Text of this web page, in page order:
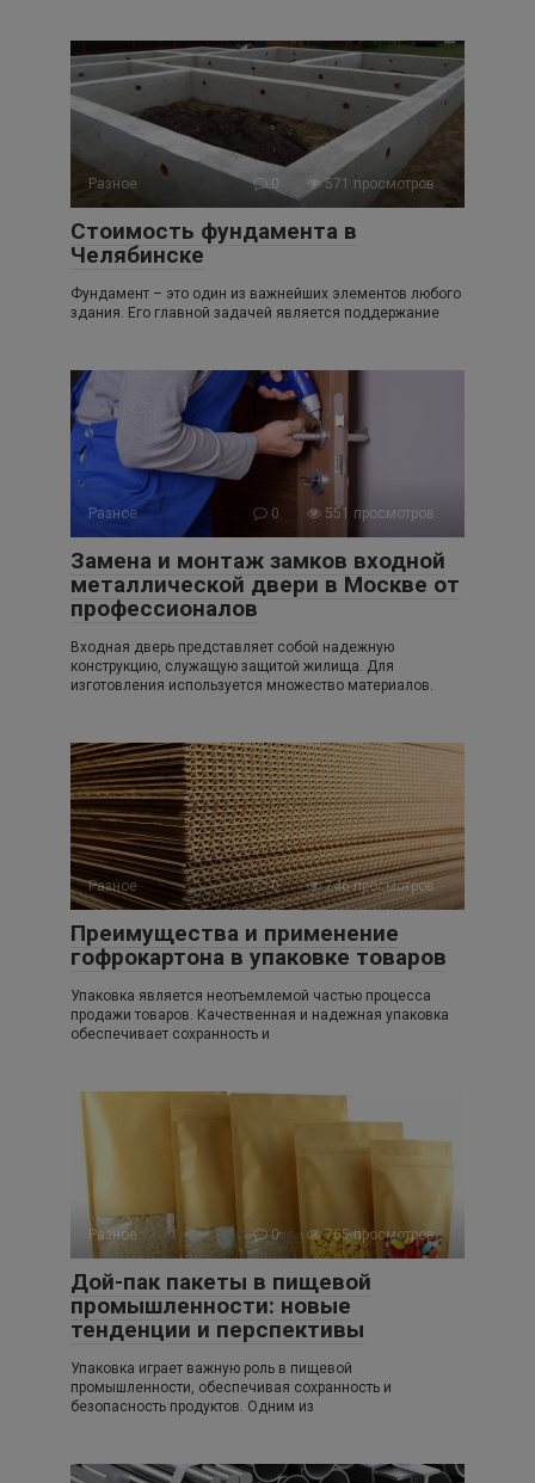
Разное 0 571 просмотров
Стоимость фундамента в
Челябинске
Фундамент – это один из важнейших элементов любого
здания. Его главной задачей является поддержание
Разное 0 551 просмотров
Замена и монтаж замков входной
металлической двери в Москве от
профессионалов
Входная дверь представляет собой надежную
конструкцию, служащую защитой жилища. Для
изготовления используется множество материалов.
Разное 0 746 просмотров
Преимущества и применение
гофрокартона в упаковке товаров
Упаковка является неотъемлемой частью процесса
продажи товаров. Качественная и надежная упаковка
обеспечивает сохранность и
Разное 0 765 просмотров
Дой-пак пакеты в пищевой
промышленности: новые
тенденции и перспективы
Упаковка играет важную роль в пищевой
промышленности, обеспечивая сохранность и
безопасность продуктов. Одним из